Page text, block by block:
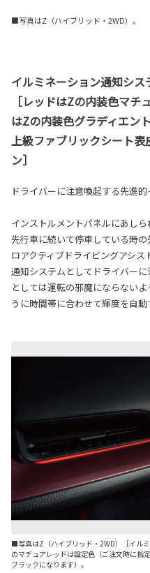
■写真はZ（ハイブリッド・2WD）。
イルミネーション通知シス
［レッドはZの内装色マ
はZの内装色グラディエン
上級ファブリックシート
ン］
ドライバーに注意喚起する先進的
インストルメントパネルにあしら
先行車に続いて停車している時
ロアクティブドライビングアシス
通知システムとしてドライバー
としては運転の邪魔にならない
うに時間帯に合わせて輝度を自動
■写真はZ（ハイブリッド・2WD）［イル
のマチュアレッドは設定色（ご注文時に指
ブラックになります）。